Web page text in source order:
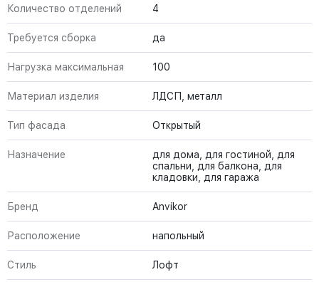
Количество отделений 4
Требуется сборка да
Нагрузка максимальная 100
Материал изделия ЛДСП, металл
Тип фасада Открытый
Назначение
для дома, для гостиной, для
спальни, для балкона, для
кладовки, для гаража
Бренд Anvikor
Расположение напольный
Стиль Лофт